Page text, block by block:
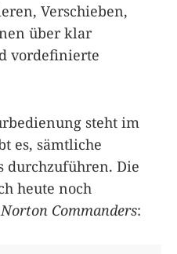
Verschieben,
über klar
vordefinierte
steht im
es, sämtliche
durchzuführen. Die
heute noch
Norton Commanders: